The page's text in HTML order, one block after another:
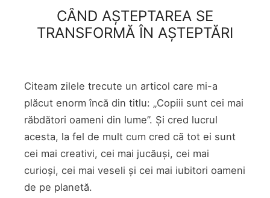
CÂND AȘTEPTAREA SE
TRANSFORMĂ ÎN AȘTEPTĂRI
Citeam zilele trecute un articol care mi-a
plăcut enorm încă din titlu: „Copiii sunt cei mai
răbdători oameni din lume”. Și cred lucrul
acesta, la fel de mult cum cred că tot ei sunt
cei mai creativi, cei mai jucăuși, cei mai
curioși, cei mai veseli și cei mai iubitori oameni
de pe planetă.